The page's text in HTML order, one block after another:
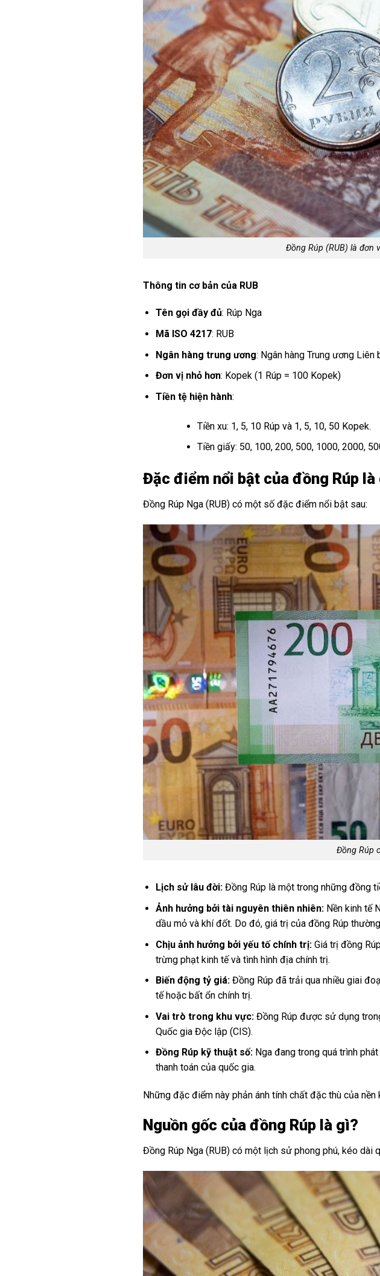
Đồng Rúp (RUB) là đơn
Thông tin cơ bản của RUB
Tên gọi đầy đủ: Rúp Nga
Mã ISO 4217: RUB
Ngân hàng trung ương: Ngân hàng Trung ương
Đơn vị nhỏ hơn: Kopek (1 Rúp = 100 Kopek)
Tiền tệ hiện hành:
Tiền xu: 1, 5, 10 Rúp và 1, 5, 10, 50 Kopek.
Tiền giấy: 50, 100, 200, 500, 1000, 2000,
Đặc điểm nổi bật của đồng Rúp là
Đồng Rúp Nga (RUB) có một số đặc điểm nổi bật sau:
Đồng Rúp
Lịch sử lâu đời: Đồng Rúp là một trong những đồng
Ảnh hưởng bởi tài nguyên thiên nhiên: Nền kinh tế
dầu mỏ và khí đốt. Do đó, giá trị của đồng Rúp
Chịu ảnh hưởng bởi yếu tố chính trị: Giá trị đồng
trừng phạt kinh tế và tình hình địa chính trị.
Biến động tỷ giá: Đồng Rúp đã trải qua nhiều giai
tế hoặc bất ổn chính trị.
Vai trò trong khu vực: Đồng Rúp được sử dụng
Quốc gia Độc lập (CIS).
Đồng Rúp kỹ thuật số: Nga đang trong quá trình
thanh toán của quốc gia.
Những đặc điểm này phản ánh tính chất đặc thù của
Nguồn gốc của đồng Rúp là gì?
Đồng Rúp Nga (RUB) có một lịch sử phong phú, kéo dài